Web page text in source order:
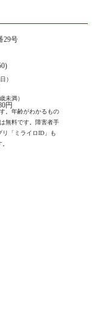
29号
）
歳未満）
円
。年齢がわかるもの
無料です。障害者手
「ミライロID」も